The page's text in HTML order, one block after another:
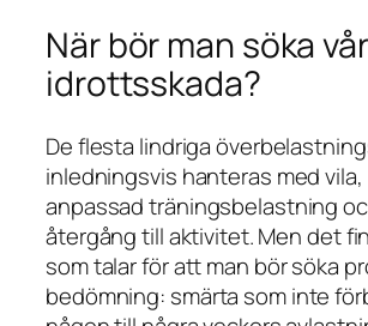
När bör man söka
idrottsskada?
De flesta lindriga
inledningsvis hanteras med vila,
anpassad träningsbelastning
återgång till aktivitet. Men det
som talar för att man bör söka
bedömning: smärta som inte